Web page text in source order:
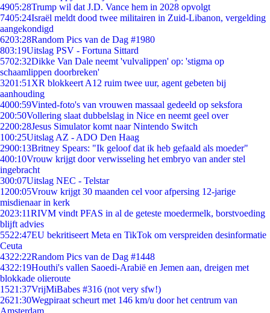
4905:28Trump wil dat J.D. Vance hem in 2028 opvolgt
7405:24Israël meldt dood twee militairen in Zuid-Libanon, vergelding
aangekondigd
6203:28Random Pics van de Dag #1980
803:19Uitslag PSV - Fortuna Sittard
5702:32Dikke Van Dale neemt 'vulvalippen' op: 'stigma op
schaamlippen doorbreken'
3201:51 XR blokkeert A12 ruim twee uur, agent gebeten bij
aanhouding
4000:59Vinted-foto's van vrouwen massaal gedeeld op seksfora
200:50Vollering slaat dubbelslag in Nice en neemt geel over
2200:28Jesus Simulator komt naar Nintendo Switch
100:25Uitslag AZ - ADO Den Haag
2900:13Britney Spears: "Ik geloof dat ik heb gefaald als moeder"
400:10Vrouw krijgt door verwisseling het embryo van ander stel
ingebracht
300:07Uitslag NEC - Telstar
1200:05Vrouw krijgt 30 maanden cel voor afpersing 12-jarige
misdienaar in kerk
2023:11RIVM vindt PFAS in al de geteste moedermelk, borstvoeding
blijft advies
5522:47EU bekritiseert Meta en TikTok om verspreiden desinformatie
Ceuta
4322:22Random Pics van de Dag #1448
4322:19Houthi's vallen Saoedi-Arabië en Jemen aan, dreigen met
blokkade olieroute
1521:37VrijMiBabes #316 (not very sfw!)
2621:30Wegpiraat scheurt met 146 km/u door het centrum van
Amsterdam